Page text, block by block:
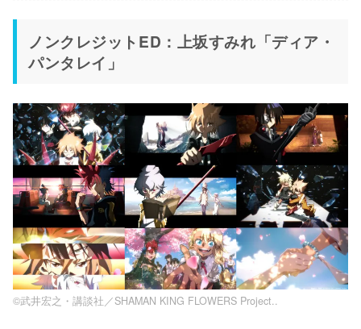
ノンクレジットED：上坂すみれ「ディア・
パンタレイ」
©武井宏之・講談社／SHAMAN KING FLOWERS Project..